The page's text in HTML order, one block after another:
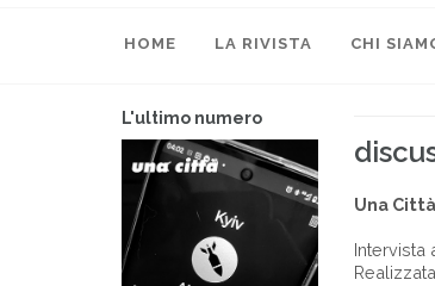
HOME LA RIVISTA CHI
L'ultimo numero
Una Città
Intervista